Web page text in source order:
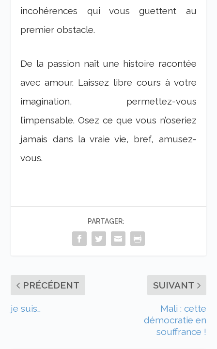
incohérences qui vous guettent au
premier obstacle.
De la passion naît une histoire racontée
avec amour. Laissez libre cours à votre
imagination, permettez-vous
l’impensable. Osez ce que vous n’oseriez
jamais dans la vraie vie, bref, amusez-
vous.
PARTAGER:
PRÉCÉDENT
je suis…
SUIVANT
Mali : cette
démocratie en
souffrance !